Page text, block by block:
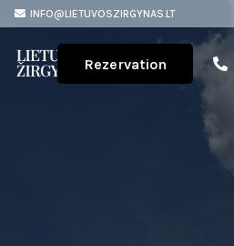
INFO@LIETUVOSZIRGYNAS.LT
Rezervation